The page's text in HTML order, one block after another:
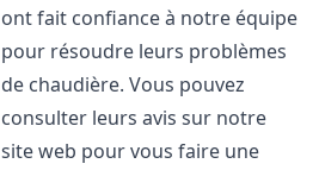
ont fait confiance à notre équipe
pour résoudre leurs problèmes
de chaudière. Vous pouvez
consulter leurs avis sur notre
site web pour vous faire une